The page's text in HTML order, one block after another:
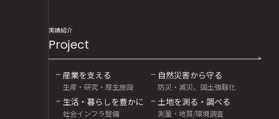
実績紹介
Project
産業を支える
生産・研究・厚生施設
生活・暮らしを豊かに
社会インフラ整備
自然災害から守る
防災・減災、国土強靱化
土地を測る・調べる
測量・地質/環境調査